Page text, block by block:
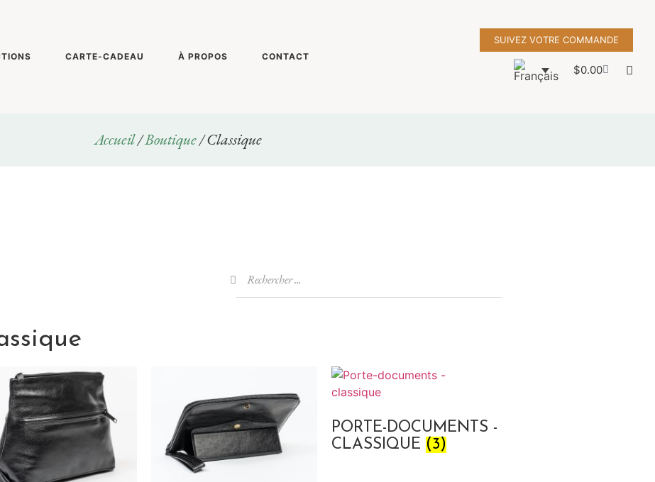
CARTE-CADEAU À PROPOS CONTACT
SUIVEZ VOTRE COMMANDE
$0.00
Accueil/Boutique/ Classique
PORTE-DOCUMENTS -
CLASSIQUE (3)